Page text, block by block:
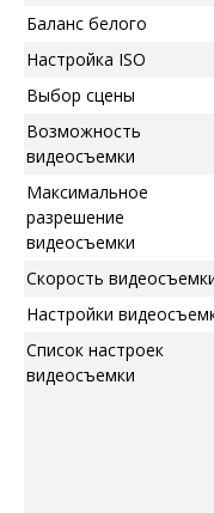
Баланс белого
Настройка ISO
Выбор сцены
Возможность
видеосъемки
Максимальное
разрешение
видеосъемки
Скорость
Настройки
Список настроек
видеосъемки